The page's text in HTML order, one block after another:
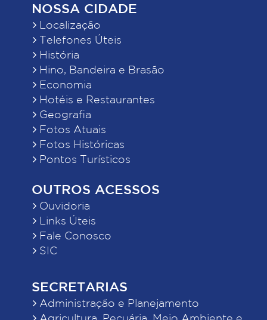
NOSSA CIDADE
Localização
Telefones Úteis
História
Hino, Bandeira e Brasão
Economia
Hotéis e Restaurantes
Geografia
Fotos Atuais
Fotos Históricas
Pontos Turísticos
OUTROS ACESSOS
Ouvidoria
Links Úteis
Fale Conosco
SIC
SECRETARIAS
Administração e Planejamento